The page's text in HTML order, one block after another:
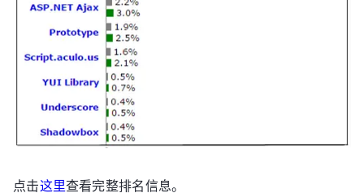
点击这里查看完整排名信息。